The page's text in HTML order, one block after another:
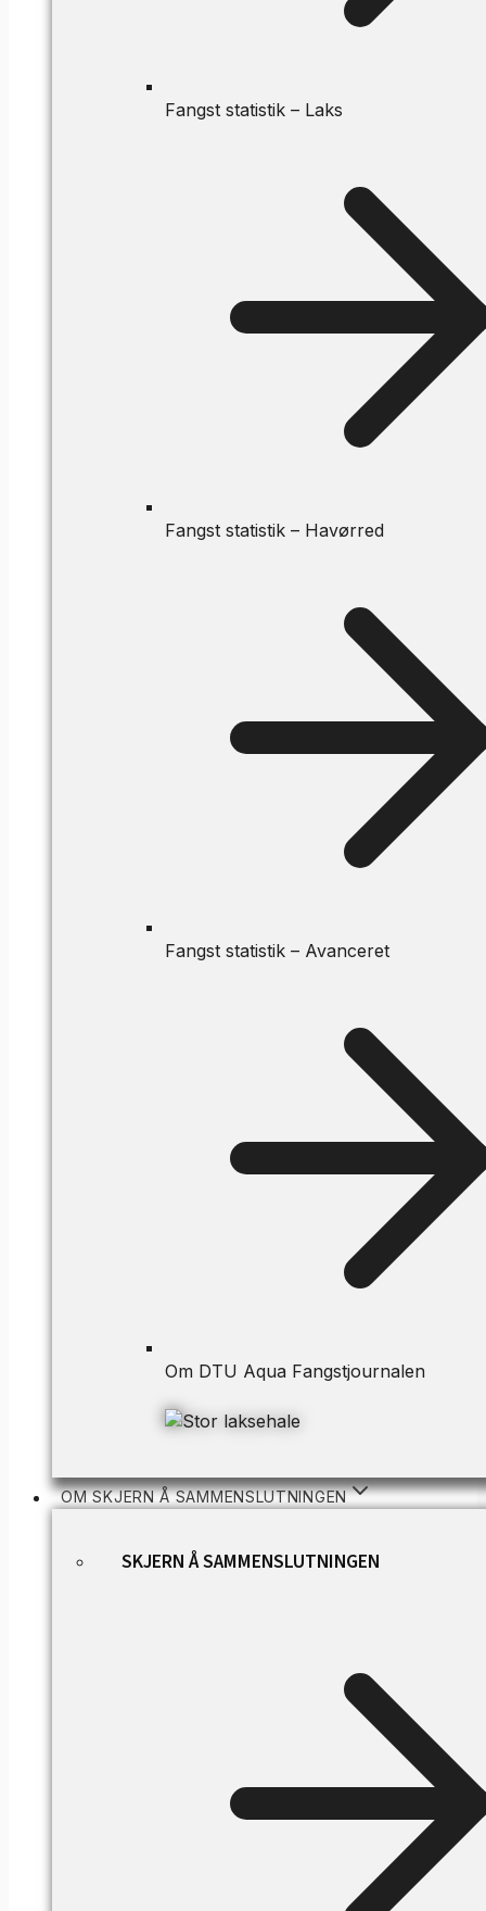
Fangst statistik – Laks
Fangst statistik – Havørred
Fangst statistik – Avanceret
Om DTU Aqua Fangstjournalen
OM SKJERN Å SAMMENSLUTNINGEN
SKJERN Å SAMMENSLUTNINGEN